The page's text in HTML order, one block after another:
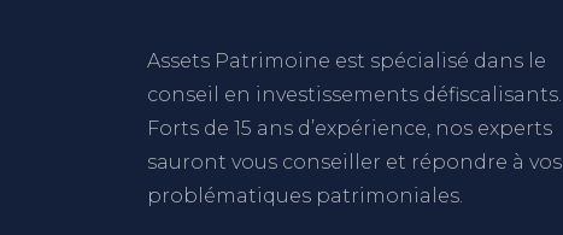
Assets Patrimoine est spécialisé dans le
conseil en investissements défiscalisants.
Forts de 15 ans d’expérience, nos experts
sauront vous conseiller et répondre à vos
problématiques patrimoniales.